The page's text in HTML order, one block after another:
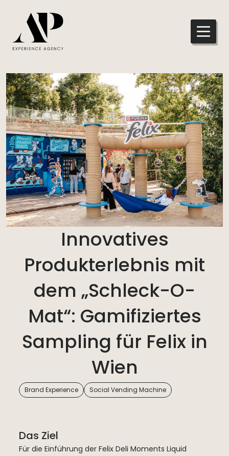
Innovatives
Produkterlebnis mit
dem „Schleck-O-
Mat“: Gamifiziertes
Sampling für Felix in
Wien
Brand Experience Social Vending Machine
Das Ziel
Für die Einführung der Felix Deli Moments Liquid